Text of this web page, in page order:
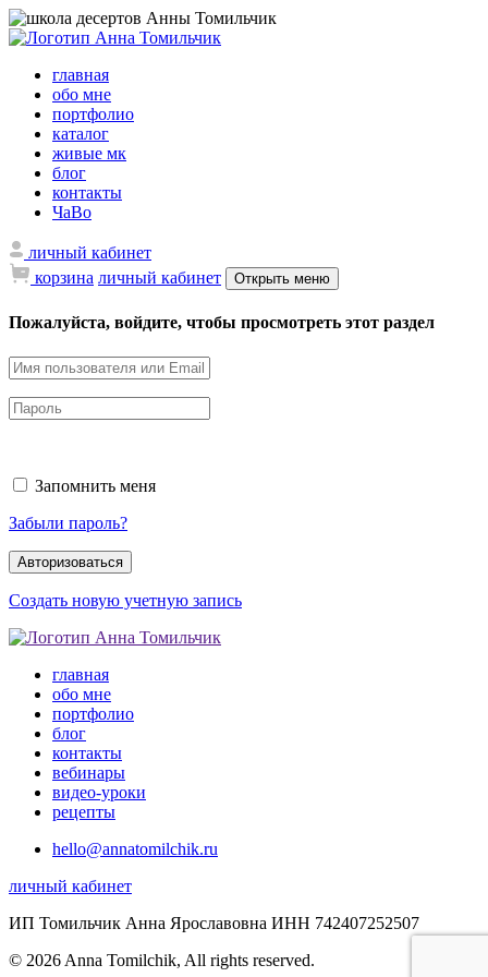
главная
обо мне
портфолио
каталог
живые мк
блог
контакты
ЧаВо
личный кабинет
корзина личный кабинет Открыть меню
Пожалуйста, войдите, чтобы просмотреть этот раздел
Запомнить меня
Забыли пароль?
Создать новую учетную запись
главная
обо мне
портфолио
блог
контакты
вебинары
видео-уроки
рецепты
hello@annatomilchik.ru
личный кабинет
ИП Томильчик Анна Ярославовна ИНН 742407252507
© 2026 Anna Tomilchik, All rights reserved.